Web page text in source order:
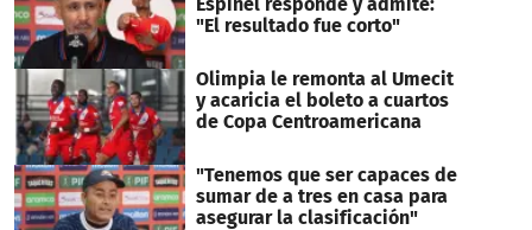
"El resultado fue corto"
Olimpia le remonta al Umecit
y acaricia el boleto a cuartos
de Copa Centroamericana
"Tenemos que ser capaces de
sumar de a tres en casa para
asegurar la clasificación"